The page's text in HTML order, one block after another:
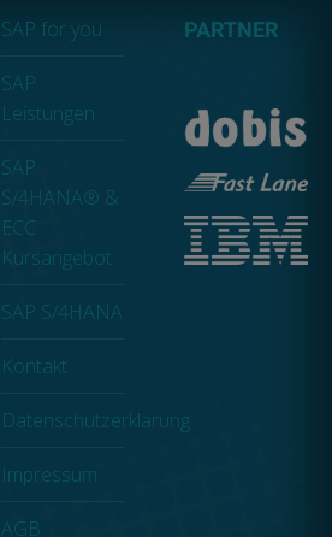
SAP for you
SAP
Leistungen
SAP
S/4HANA® &
ECC
Kursangebot
SAP S/4HANA
Kontakt
Datenschutzerklärung
Impressum
AGB
PARTNER